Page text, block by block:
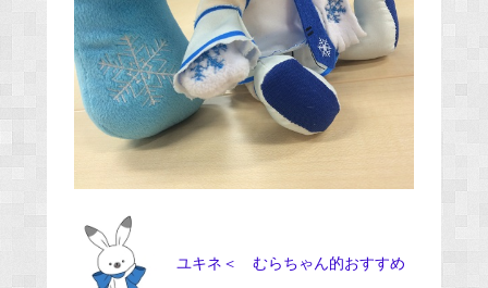
ユキネ＜ むらちゃん的おすすめ